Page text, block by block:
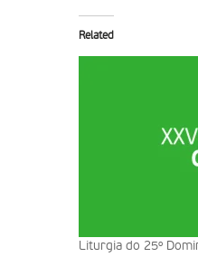
Related
Liturgia do 25º